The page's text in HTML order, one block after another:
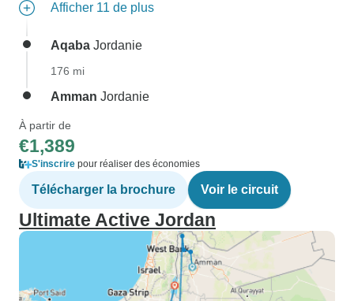
Afficher 11 de plus
Aqaba Jordanie
176 mi
Amman Jordanie
À partir de
€1,389
S'inscrire pour réaliser des économies
Télécharger la brochure Voir le circuit
Ultimate Active Jordan